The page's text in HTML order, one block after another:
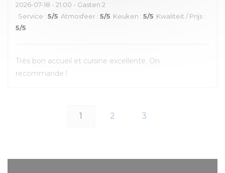
2026-07-18 - 21:00 - Gasten 2
Service : 5/5 Atmosfeer : 5/5 Keuken : 5/5 Kwaliteit / Prijs :
5/5
Très bon accueil et cuisine excellente. On
recommande !
1 2 3